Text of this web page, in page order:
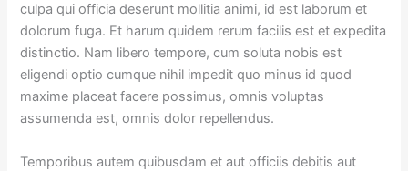
culpa qui officia deserunt mollitia animi, id est laborum et
dolorum fuga. Et harum quidem rerum facilis est et expedita
distinctio. Nam libero tempore, cum soluta nobis est
eligendi optio cumque nihil impedit quo minus id quod
maxime placeat facere possimus, omnis voluptas
assumenda est, omnis dolor repellendus.
Temporibus autem quibusdam et aut officiis debitis aut